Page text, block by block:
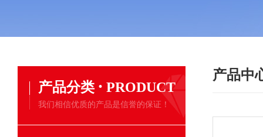
产品中
产品分类 · PRODUCT
我们相信优质的产品是信誉的保证！